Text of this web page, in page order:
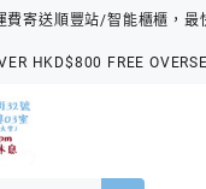
費寄送順豐站/智能櫃櫃，最
HKD$800 FREE